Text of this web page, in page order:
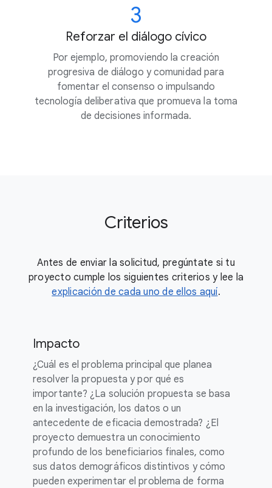
3
Reforzar el diálogo cívico
Por ejemplo, promoviendo la creación
progresiva de diálogo y comunidad para
fomentar el consenso o impulsando
tecnología deliberativa que promueva la toma
de decisiones informada.
Criterios
Antes de enviar la solicitud, pregúntate si tu
proyecto cumple los siguientes criterios y lee la
explicación de cada uno de ellos aquí.
Impacto
¿Cuál es el problema principal que planea
resolver la propuesta y por qué es
importante? ¿La solución propuesta se basa
en la investigación, los datos o un
antecedente de eficacia demostrada? ¿El
proyecto demuestra un conocimiento
profundo de los beneficiarios finales, como
sus datos demográficos distintivos y cómo
pueden experimentar el problema de forma